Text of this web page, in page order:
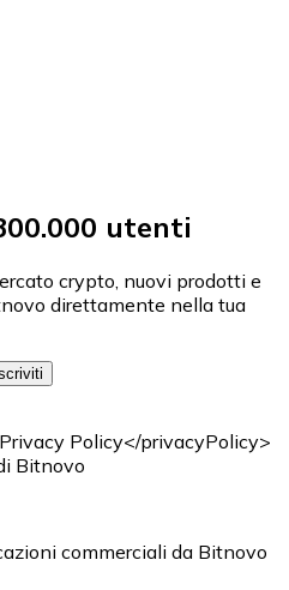
utenti
crypto, nuovi prodotti e
direttamente nella tua
Policy</privacyPolicy>
Bitnovo
commerciali da Bitnovo